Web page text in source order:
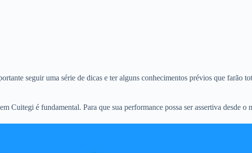
seguir uma série de dicas e ter alguns conhecimentos prévios que farão
Cuitegi é fundamental. Para que sua performance possa ser assertiva desde